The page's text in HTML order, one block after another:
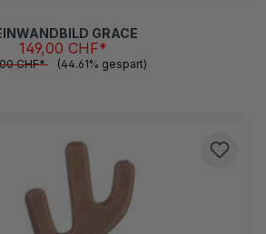
GRACE
149,00 CHF*
CHF* (44.61% gespart)